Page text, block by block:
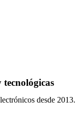
desde 2013.